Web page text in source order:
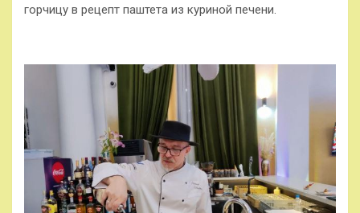
горчицу в рецепт паштета из куриной печени.